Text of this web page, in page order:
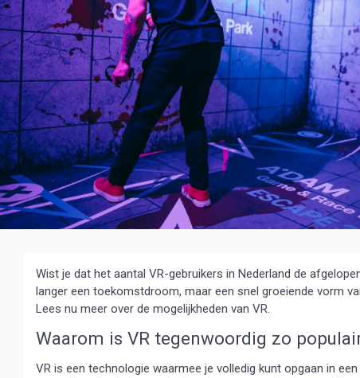
Wist je dat het aantal VR-gebruikers in Nederland de
langer een toekomstdroom, maar een snel groeiende vorm
Lees nu meer over de mogelijkheden van VR.
Waarom is VR tegenwoordig zo
VR is een technologie waarmee je volledig kunt opgaan in